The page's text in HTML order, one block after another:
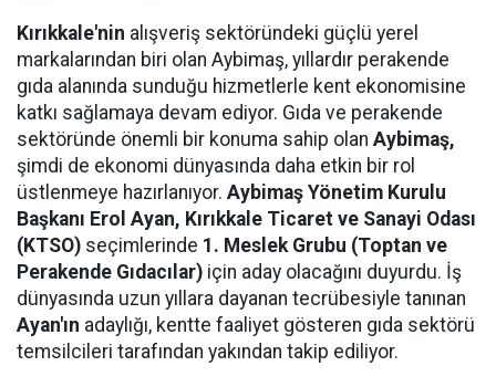
Kırıkkale'nin alışveriş sektöründeki güçlü yerel
markalarından biri olan Aybimaş, yıllardır perakende
gıda alanında sunduğu hizmetlerle kent ekonomisine
katkı sağlamaya devam ediyor. Gıda ve perakende
sektöründe önemli bir konuma sahip olan Aybimaş,
şimdi de ekonomi dünyasında daha etkin bir rol
üstlenmeye hazırlanıyor. Aybimaş Yönetim Kurulu
Başkanı Erol Ayan, Kırıkkale Ticaret ve Sanayi Odası
(KTSO) seçimlerinde 1. Meslek Grubu (Toptan ve
Perakende Gıdacılar) için aday olacağını duyurdu. İş
dünyasında uzun yıllara dayanan tecrübesiyle tanınan
Ayan'ın adaylığı, kentte faaliyet gösteren gıda sektörü
temsilcileri tarafından yakından takip ediliyor.